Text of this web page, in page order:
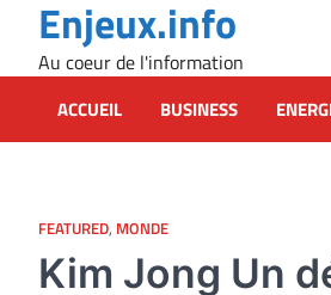
content
Enjeux.info
Au coeur de l'information
ACCUEIL BUSINESS
FEATURED, MONDE
Kim Jong Un